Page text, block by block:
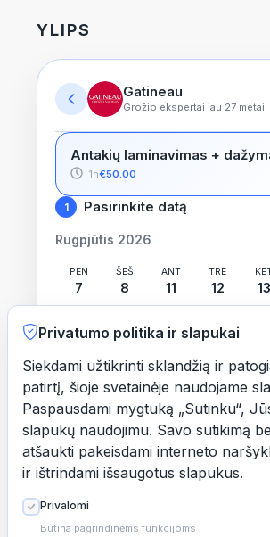
YLIPS
Gatineau
Grožio ekspertai jau 27 metai!
Antakių laminavimas +
1h€50.00
1 Pasirinkite datą
Rugpjūtis 2026
PEN
7
ŠEŠ
8
ANT
11
TRE
12 13
17 18
TRE
19 20
24 25 26
KET
27
PIR
31
Privatumo politika ir slapukai
Siekdami užtikrinti sklandžią ir
patirtį, šioje svetainėje naudojame
Paspausdami mygtuką „Sutinku“,
slapukų naudojimu. Savo sutikimą
atšaukti pakeisdami interneto
ir ištrindami išsaugotus slapukus.
Privalomi
Būtina pagrindinėms funkcijoms